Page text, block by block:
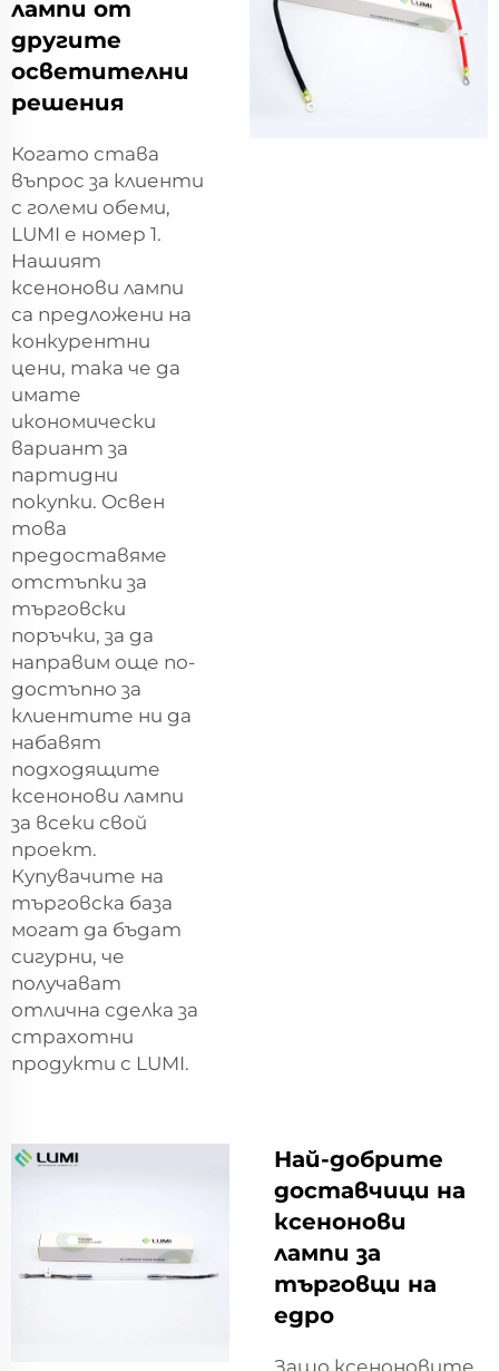
лампи от
другите
осветителни
решения
Когато става
въпрос за клиенти
с големи обеми,
LUMI е номер 1.
Нашият
ксенонови лампи
са предложени на
конкурентни
цени, така че да
имате
икономически
вариант за
партидни
покупки. Освен
това
предоставяме
отстъпки за
търговски
поръчки, за да
направим още по-
достъпно за
клиентите ни да
набавят
подходящите
ксенонови лампи
за всеки свой
проект.
Купувачите на
търговска база
могат да бъдат
сигурни, че
получават
отлична сделка за
страхотни
продукти с LUMI.
Най-добрите
доставчици на
ксенонови
лампи за
търговци на
едро
Защо ксеноновите